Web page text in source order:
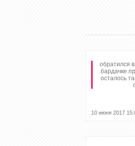
обратился
осталось
10 июня 2017